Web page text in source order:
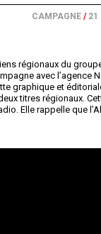
CAMPAGNE/ 21
régionaux du
avec l’agence
graphique et
titres régionaux.
Elle rappelle que